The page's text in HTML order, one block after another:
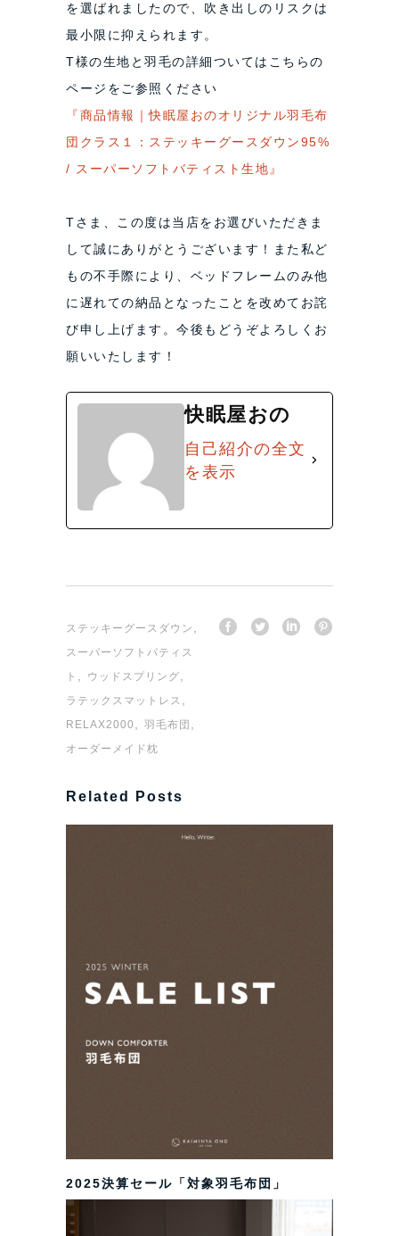
を選ばれましたので、吹き出しのリスクは
最小限に抑えられます。
T様の生地と羽毛の詳細ついてはこちらの
ページをご参照ください
『商品情報｜快眠屋おのオリジナル羽毛布
団クラス１：ステッキーグースダウン95%
/ スーパーソフトバティスト生地』
Tさま、この度は当店をお選びいただきま
して誠にありがとうございます！また私ど
もの不手際により、ベッドフレームのみ他
に遅れての納品となったことを改めてお詫
び申し上げます。今後もどうぞよろしくお
願いいたします！
快眠屋おの
自己紹介の全文
を表示
ステッキーグースダウン
スーパーソフトバティス
ト
ウッドスプリング
ラテックスマットレス
RELAX2000 羽毛布団
オーダーメイド枕
Related Posts
2025決算セール「対象羽毛布団」